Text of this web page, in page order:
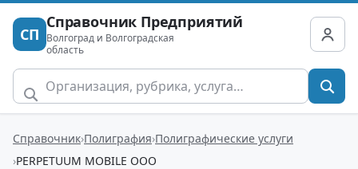
СП
Справочник Предприятий
Волгоград и Волгоградская
область
Справочник Полиграфия Полиграфические услуги
PERPETUUM MOBILE ООО